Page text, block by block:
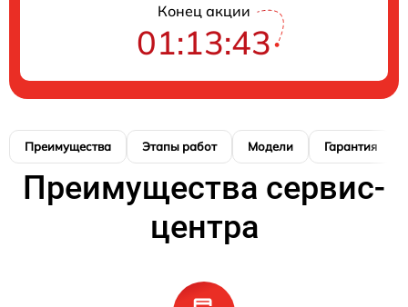
Конец акции
01:13:42
Преимущества Этапы работ Модели Гарантия
Преимущества сервис-
центра